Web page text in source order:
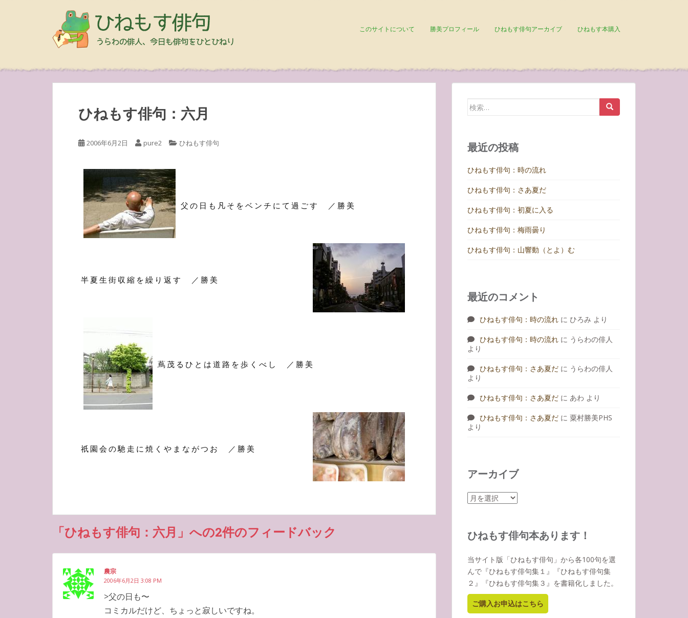
このサイトについて 勝美プロフィール ひねもす俳句アーカイブ ひねもす本購入
ひねもす俳句：六月
2006年6月2日 pure2 ひねもす俳句
父の日も凡そをベンチにて過ごす ／勝美
半夏生街収縮を繰り返す ／勝美
蔦茂るひとは道路を歩くべし ／勝美
祇園会の馳走に焼くやまながつお ／勝美
「ひねもす俳句：六月」への2件のフィードバック
農宗
2006年6月2日 3:08 PM
>父の日も〜
コミカルだけど、ちょっと寂しいですね。
検
最近の投稿
ひねもす俳句：時の流れ
ひねもす俳句：さあ夏だ
ひねもす俳句：初夏に入る
ひねもす俳句：梅雨曇り
ひねもす俳句：山響動（とよ）む
最近のコメント
ひねもす俳句：時の流れ に ひろみ より
ひねもす俳句：時の流れ に うらわの俳人
より
ひねもす俳句：さあ夏だ に うらわの俳人
より
ひねもす俳句：さあ夏だ に あわ より
ひねもす俳句：さあ夏だ に 粟村勝美PHS
より
アーカイブ
ア
イ
ひねもす俳句本あります！
当サイト版「ひねもす俳句」から各100句を選
んで『ひねもす俳句集１』『ひねもす俳句集
２』『ひねもす俳句集３』を書籍化しました。
ご購入お申込はこちら